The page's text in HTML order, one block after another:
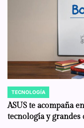
POSTED
IN
TECNOLOGÍA
ASUS te acompaña
tecnología y grandes